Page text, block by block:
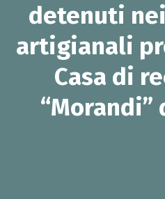
detenuti
artigianali
Casa di
“Morandi”